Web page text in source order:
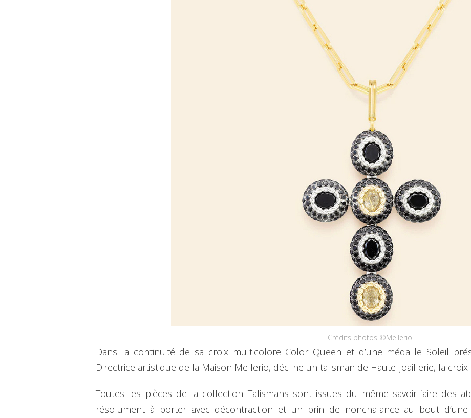
Crédits photos ©Mellerio
Dans la continuité de sa croix multicolore Color Queen et d’une médaille Soleil
Directrice artistique de la Maison Mellerio, décline un talisman de Haute-Joaillerie, la
Toutes les pièces de la collection Talismans sont issues du même savoir-faire des
résolument à porter avec décontraction et un brin de nonchalance au bout